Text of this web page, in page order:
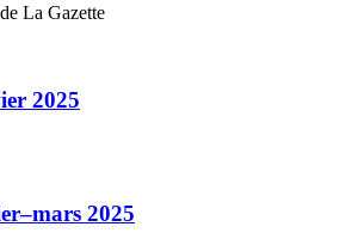
La Gazette
2025
2025